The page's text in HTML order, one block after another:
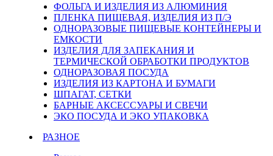
ФОЛЬГА И ИЗДЕЛИЯ ИЗ АЛЮМИНИЯ
ПЛЕНКА ПИЩЕВАЯ, ИЗДЕЛИЯ ИЗ П/Э
ОДНОРАЗОВЫЕ ПИЩЕВЫЕ КОНТЕЙНЕРЫ И
ЕМКОСТИ
ИЗДЕЛИЯ ДЛЯ ЗАПЕКАНИЯ И
ТЕРМИЧЕСКОЙ ОБРАБОТКИ ПРОДУКТОВ
ОДНОРАЗОВАЯ ПОСУДА
ИЗДЕЛИЯ ИЗ КАРТОНА И БУМАГИ
ШПАГАТ, СЕТКИ
БАРНЫЕ АКСЕССУАРЫ И СВЕЧИ
ЭКО ПОСУДА И ЭКО УПАКОВКА
РАЗНОЕ